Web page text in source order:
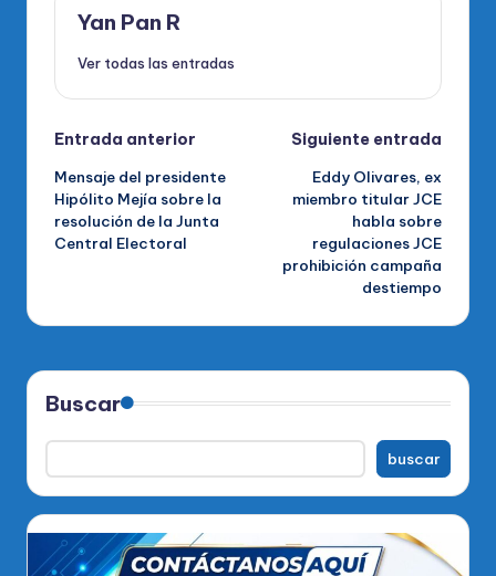
Yan Pan R
Ver todas las entradas
Navegación
de
entradas
Entrada anterior
Mensaje del presidente
Hipólito Mejía sobre la
resolución de la Junta
Central Electoral
Siguiente entrada
Eddy Olivares, ex
miembro titular JCE
habla sobre
regulaciones JCE
prohibición campaña
destiempo
Buscar
buscar